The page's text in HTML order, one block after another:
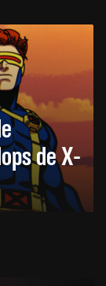
de X-